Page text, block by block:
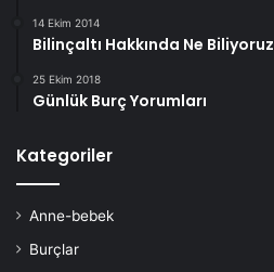
14 Ekim 2014
Bilinçaltı Hakkında Ne Biliyoruz
25 Ekim 2018
Günlük Burç Yorumları
Kategoriler
Anne-bebek
Burçlar